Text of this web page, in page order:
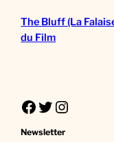
The Bluff (La
du Film
Facebook Twitter Instagram
Newsletter